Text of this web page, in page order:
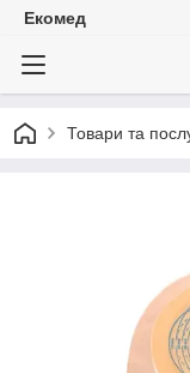
Екомед
Товари та